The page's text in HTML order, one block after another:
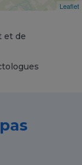
Leaflet
et de